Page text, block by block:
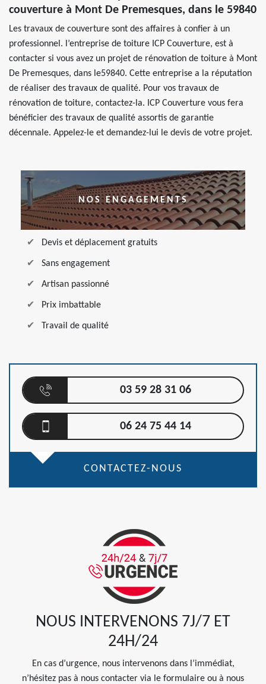
couverture à Mont De Premesques, dans le 59840
Les travaux de couverture sont des affaires à confier à un
professionnel. l’entreprise de toiture ICP Couverture, est à
contacter si vous avez un projet de rénovation de toiture à Mont
De Premesques, dans le59840. Cette entreprise a la réputation
de réaliser des travaux de qualité. Pour vos travaux de
rénovation de toiture, contactez-la. ICP Couverture vous fera
bénéficier des travaux de qualité assortis de garantie
décennale. Appelez-le et demandez-lui le devis de votre projet.
NOS ENGAGEMENTS
Devis et déplacement gratuits
Sans engagement
Artisan passionné
Prix imbattable
Travail de qualité
03 59 28 31 06
06 24 75 44 14
CONTACTEZ-NOUS
NOUS INTERVENONS 7J/7 ET
24H/24
En cas d’urgence, nous intervenons dans l’immédiat,
n’hésitez pas à nous contacter via le formulaire ou à nous